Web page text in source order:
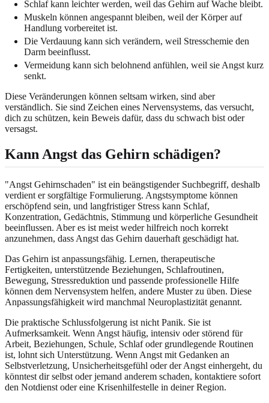
Schlaf kann leichter werden, weil das Gehirn auf Wache bleibt.
Muskeln können angespannt bleiben, weil der Körper auf
Handlung vorbereitet ist.
Die Verdauung kann sich verändern, weil Stresschemie den
Darm beeinflusst.
Vermeidung kann sich belohnend anfühlen, weil sie Angst kurz
senkt.
Diese Veränderungen können seltsam wirken, sind aber
verständlich. Sie sind Zeichen eines Nervensystems, das versucht,
dich zu schützen, kein Beweis dafür, dass du schwach bist oder
versagst.
Kann Angst das Gehirn schädigen?
"Angst Gehirnschaden" ist ein beängstigender Suchbegriff, deshalb
verdient er sorgfältige Formulierung. Angstsymptome können
erschöpfend sein, und langfristiger Stress kann Schlaf,
Konzentration, Gedächtnis, Stimmung und körperliche Gesundheit
beeinflussen. Aber es ist meist weder hilfreich noch korrekt
anzunehmen, dass Angst das Gehirn dauerhaft geschädigt hat.
Das Gehirn ist anpassungsfähig. Lernen, therapeutische
Fertigkeiten, unterstützende Beziehungen, Schlafroutinen,
Bewegung, Stressreduktion und passende professionelle Hilfe
können dem Nervensystem helfen, andere Muster zu üben. Diese
Anpassungsfähigkeit wird manchmal Neuroplastizität genannt.
Die praktische Schlussfolgerung ist nicht Panik. Sie ist
Aufmerksamkeit. Wenn Angst häufig, intensiv oder störend für
Arbeit, Beziehungen, Schule, Schlaf oder grundlegende Routinen
ist, lohnt sich Unterstützung. Wenn Angst mit Gedanken an
Selbstverletzung, Unsicherheitsgefühl oder der Angst einhergeht, du
könntest dir selbst oder jemand anderem schaden, kontaktiere sofort
den Notdienst oder eine Krisenhilfestelle in deiner Region.